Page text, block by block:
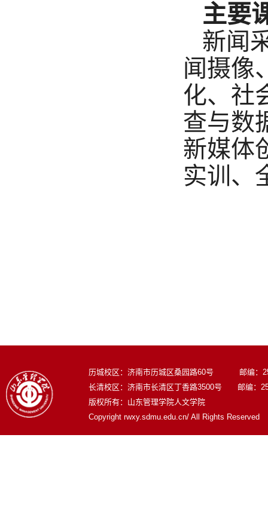
主要
新闻
闻摄像
化、社
查与数
新媒体
实训、
历城校区：济南市历城区桑园路60号 邮编：
长清校区：济南市长清区丁香路3500号 邮编：
版权所有：山东管理学院人文学院
Copyright rwxy.sdmu.edu.cn/ All Rights Reserved